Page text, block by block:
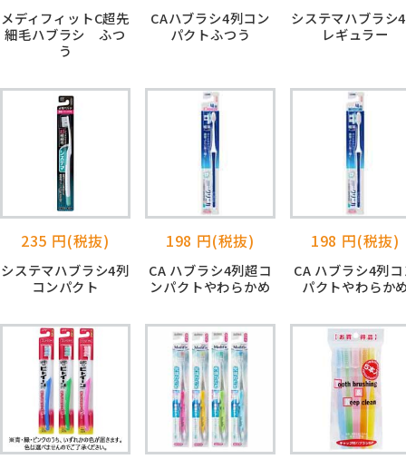
メディフィットC超先
細毛ハブラシ ふつ
う
CAハブラシ4列コン
パクトふつう
システマハブラシ
レギュラー
235 円(税抜)
システマハブラシ4列
コンパクト
198 円(税抜)
CA ハブラシ4列超コ
ンパクトやわらかめ
198 円(税抜)
CA ハブラシ4列
パクトやわらか